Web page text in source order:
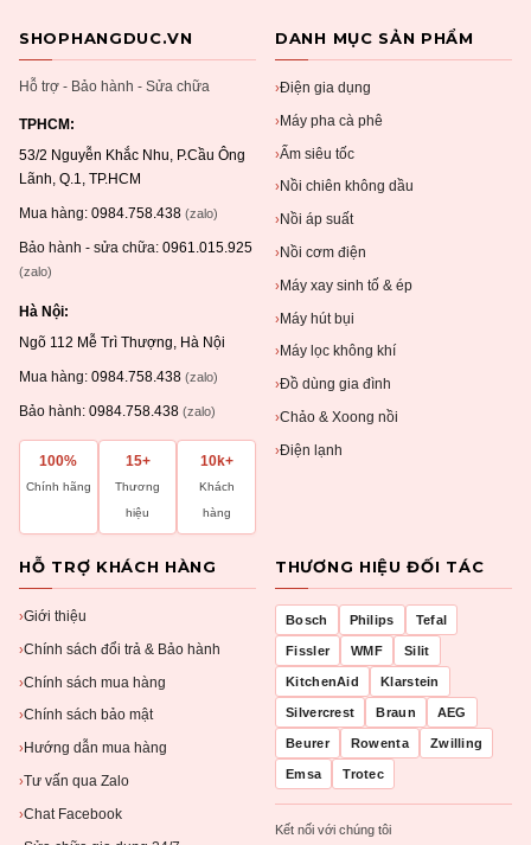
SHOPHANGDUC.VN
Hỗ trợ - Bảo hành - Sửa chữa
TPHCM:
53/2 Nguyễn Khắc Nhu, P.Cầu Ông
Lãnh, Q.1, TP.HCM
Mua hàng: 0984.758.438 (zalo)
Bảo hành - sửa chữa: 0961.015.925
(zalo)
Hà Nội:
Ngõ 112 Mễ Trì Thượng, Hà Nội
Mua hàng: 0984.758.438 (zalo)
Bảo hành: 0984.758.438 (zalo)
100%
Chính hãng
15+
Thương
hiệu
10k+
Khách
hàng
DANH MỤC SẢN PHẨM
›Điện gia dụng
›Máy pha cà phê
›Ấm siêu tốc
› Nồi chiên không dầu
› Nồi áp suất
› Nồi cơm điện
›Máy xay sinh tố & ép
›Máy hút bụi
› Máy lọc không khí
›Đồ dùng gia đình
›Chảo & Xoong nồi
›Điện lạnh
HỖ TRỢ KHÁCH HÀNG
›Giới thiệu
›Chính sách đổi trả & Bảo hành
›Chính sách mua hàng
›Chính sách bảo mật
› Hướng dẫn mua hàng
›Tư vấn qua Zalo
›Chat Facebook
THƯƠNG HIỆU ĐỐI TÁC
Bosch Philips Tefal
Fissler WMF Silit
KitchenAid Klarstein
Silvercrest Braun AEG
Beurer Rowenta Zwilling
Emsa Trotec
Kết nối với chúng tôi